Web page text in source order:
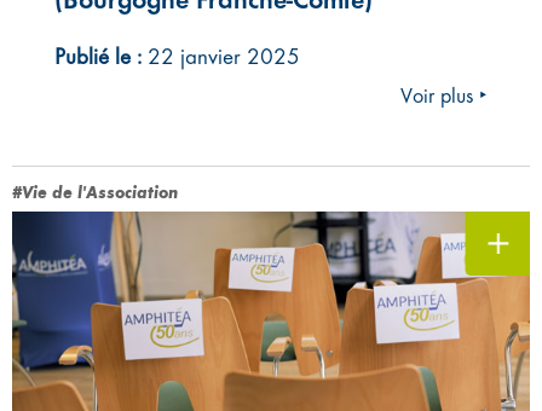
Publié le : 22 janvier 2025
Voir plus ‣
#Vie de l'Association